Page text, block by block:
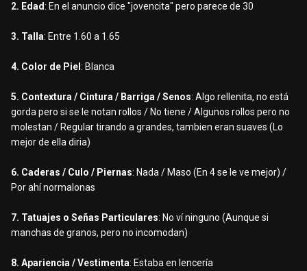
2. Edad: En el anuncio dice "jovencita" pero parece de 30
3. Talla: Entre 1.60 a 1.65
4. Color de Piel : Blanca
5. Contextura / Cintura / Barriga / Senos: Algo rellenita, no está
gorda pero si se le notan rollos / No tiene / Algunos rollos pero no
molestan / Regular tirando a grandes, tambien eran suaves (Lo
mejor de ella diria)
6. Caderas / Culo / Piernas: Nada / Maso (En 4 se le ve mejor) /
Por ahí normalonas
7. Tatuajes o Señas Particulares: No ví ninguno (Aunque si
manchas de granos, pero no incomodan)
8. Apariencia / Vestimenta: Estaba en lencería